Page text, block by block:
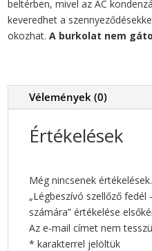
beltérben, mivel az AC
keveredhet a
okozhat.A burkolat nem
Vélemények (0)
Értékelések
Még nincsenek értékelések.
„Légbeszívó szellőző
számára” értékelése
Az e-mail címet nem
* karakterrel jelöltük